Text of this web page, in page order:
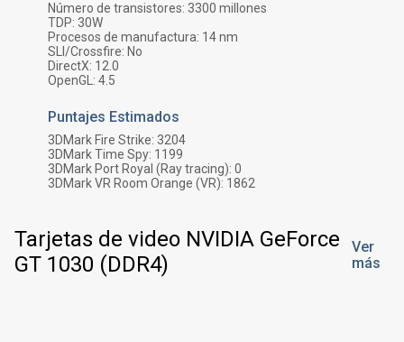
Número de transistores: 3300 millones
TDP: 30W
Procesos de manufactura: 14 nm
SLI/Crossfire: No
DirectX: 12.0
OpenGL: 4.5
Puntajes Estimados
3DMark Fire Strike: 3204
3DMark Time Spy: 1199
3DMark Port Royal (Ray tracing): 0
3DMark VR Room Orange (VR): 1862
Tarjetas de video NVIDIA GeForce
GT 1030 (DDR4)
Ver
más